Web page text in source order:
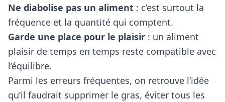
Ne diabolise pas un aliment : c’est surtout la
fréquence et la quantité qui comptent.
Garde une place pour le plaisir : un aliment
plaisir de temps en temps reste compatible avec
l’équilibre.
Parmi les erreurs fréquentes, on retrouve l’idée
qu’il faudrait supprimer le gras, éviter tous les